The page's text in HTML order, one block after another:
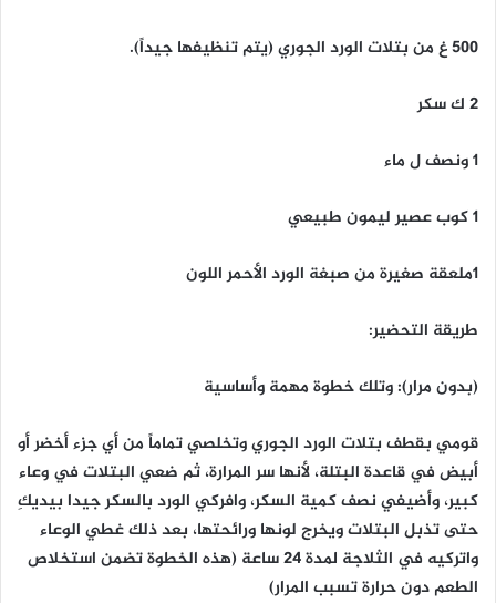
500 غ من بتلات الورد الجوري (يتم تنظيفها جيداً).
2 ك سكر
1 ونصف ل ماء
1 كوب عصير ليمون طبيعي
1ملعقة صغيرة من صبغة الورد الأحمر اللون
طريقة التحضير:
(بدون مرار): وتلك خطوة مهمة وأساسية
قومي بقطف بتلات الورد الجوري وتخلصي تماماً من أي جزء أخضر أو
أبيض في قاعدة البتلة، لأنها سر المرارة، ثم ضعي البتلات في وعاء
كبير، وأضيفي نصف كمية السكر، وافركي الورد بالسكر جيدا بيديكِ
حتى تذبل البتلات ويخرج لونها ورائحتها، بعد ذلك غطي الوعاء
واتركيه في الثلاجة لمدة 24 ساعة (هذه الخطوة تضمن استخلاص
الطعم دون حرارة تسبب المرار)